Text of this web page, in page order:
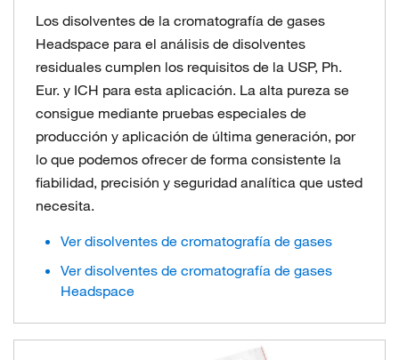
Los disolventes de la cromatografía de gases
Headspace para el análisis de disolventes
residuales cumplen los requisitos de la USP, Ph.
Eur. y ICH para esta aplicación. La alta pureza se
consigue mediante pruebas especiales de
producción y aplicación de última generación, por
lo que podemos ofrecer de forma consistente la
fiabilidad, precisión y seguridad analítica que usted
necesita.
Ver disolventes de cromatografía de gases
Ver disolventes de cromatografía de gases
Headspace